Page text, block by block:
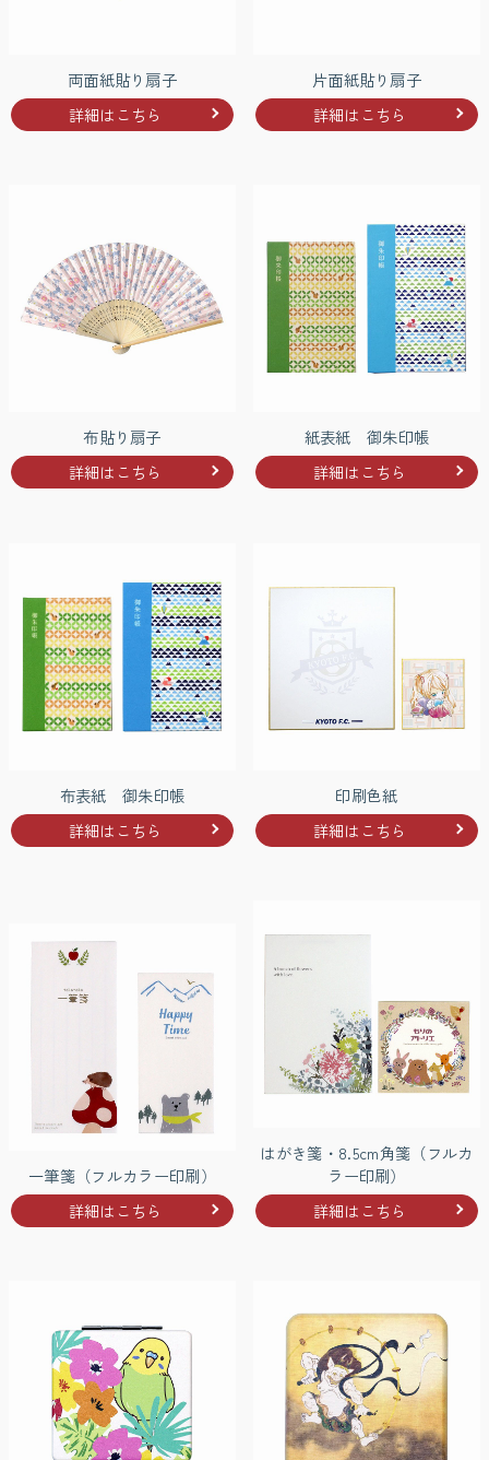
両面紙貼り扇子
詳細はこちら
片面紙貼り扇子
詳細はこちら
布貼り扇子
詳細はこちら
紙表紙 御朱印帳
詳細はこちら
布表紙 御朱印帳
詳細はこちら
印刷色紙
詳細はこちら
一筆箋（フルカラー印刷）
詳細はこちら
はがき箋・8.5cm角箋（フルカ
ラー印刷）
詳細はこちら